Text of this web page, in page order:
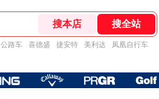
公路车 喜德盛 捷安特 美利达 凤凰自行车